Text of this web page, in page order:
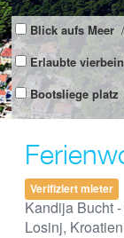
Blick aufs Meer /
Erlaubte
Bootsliege platz
Verifiziert mieter
Kandija Bucht
Losinj, Kroatien